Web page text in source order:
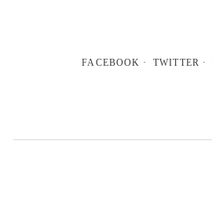
FACEBOOK TWITTER